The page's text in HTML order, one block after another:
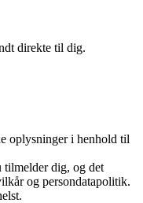
direkte til dig.
oplysninger i henhold til
tilmelder dig, og det
og persondatapolitik.